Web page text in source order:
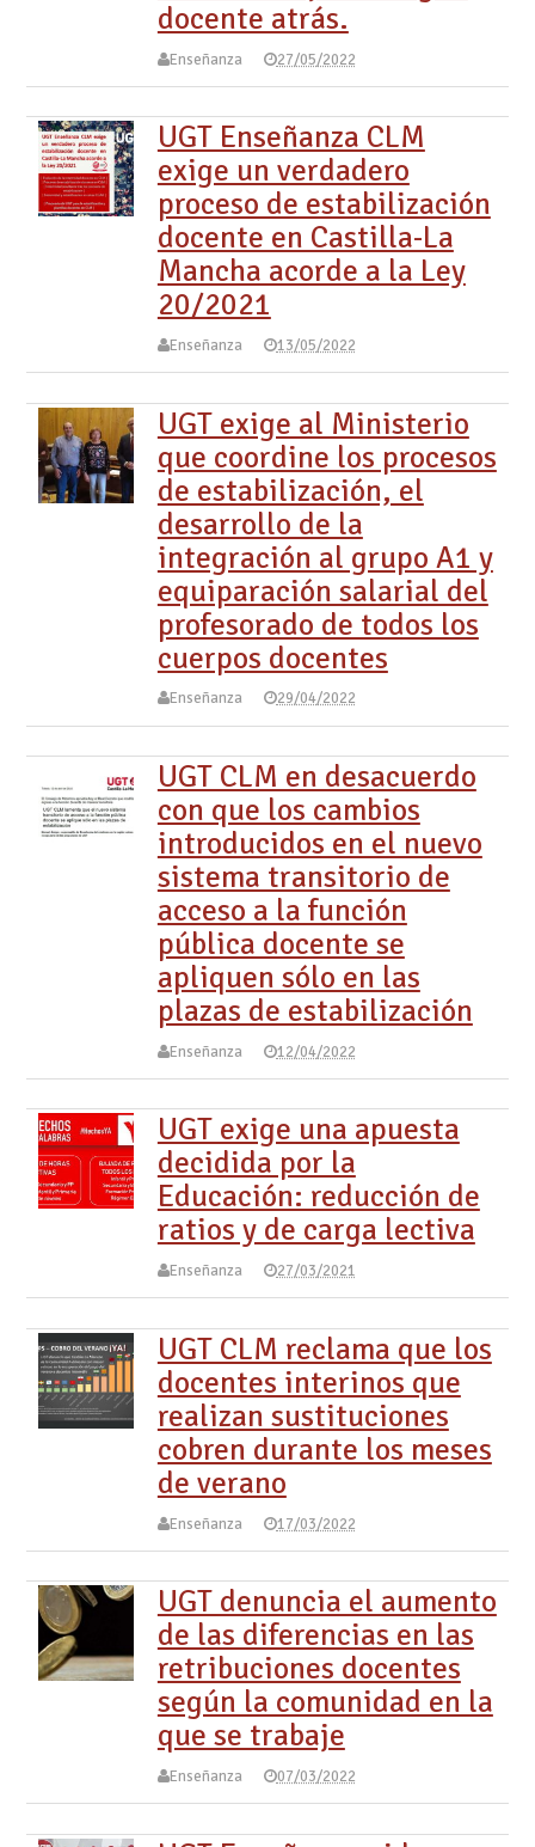
docente atrás.
Enseñanza 27/05/2022
UGT Enseñanza CLM
exige un verdadero
proceso de estabilización
docente en Castilla-La
Mancha acorde a la Ley
20/2021
Enseñanza 13/05/2022
UGT exige al Ministerio
que coordine los procesos
de estabilización, el
desarrollo de la
integración al grupo A1 y
equiparación salarial del
profesorado de todos los
cuerpos docentes
Enseñanza 29/04/2022
UGT CLM en desacuerdo
con que los cambios
introducidos en el nuevo
sistema transitorio de
acceso a la función
pública docente se
apliquen sólo en las
plazas de estabilización
Enseñanza 12/04/2022
UGT exige una apuesta
decidida por la
Educación: reducción de
ratios y de carga lectiva
Enseñanza 27/03/2021
UGT CLM reclama que los
docentes interinos que
realizan sustituciones
cobren durante los meses
de verano
Enseñanza 17/03/2022
UGT denuncia el aumento
de las diferencias en las
retribuciones docentes
según la comunidad en la
que se trabaje
Enseñanza 07/03/2022